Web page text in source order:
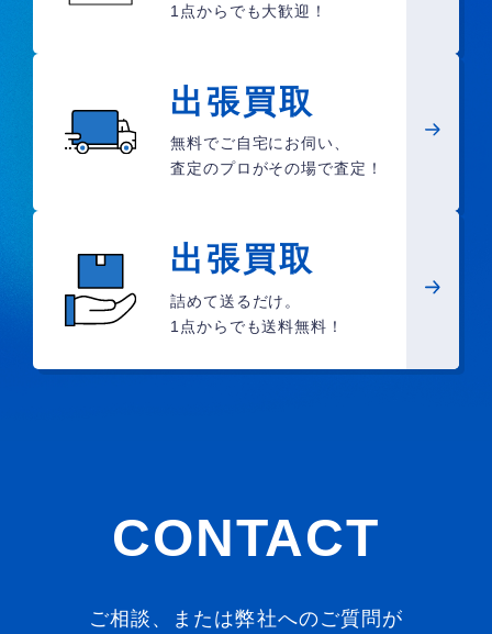
1点からでも大歓迎！
出張買取
無料でご自宅にお伺い、
査定のプロがその場で査定！
出張買取
詰めて送るだけ。
1点からでも送料無料！
CONTACT
ご相談、または弊社へのご質問が